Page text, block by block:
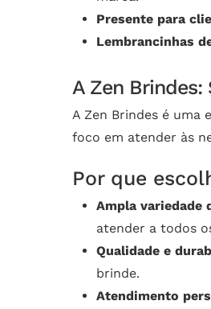
Presente para
Lembrancinhas
A Zen
A Zen Brindes é uma
foco em atender às
Por que
Ampla variedade
atender a todos
Qualidade e
brinde.
Atendimento